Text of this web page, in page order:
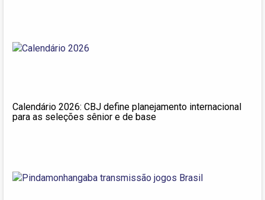
Calendário 2026: CBJ define planejamento internacional
para as seleções sênior e de base